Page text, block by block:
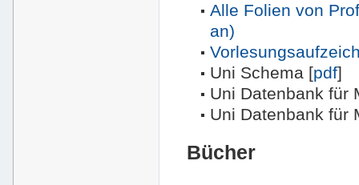
Alle Folien von
an)
Uni Schema [pdf]
Uni Datenbank für
Uni Datenbank für
Bücher